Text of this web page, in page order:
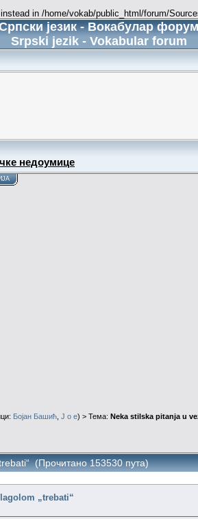
in /home/vokab/public_html/forum/
језик - Вокабулар форум
Srpski jezik - Vokabular forum
недоумице
Бојан Башић J o e) > Тема: Neka stilska pitanja u
(Прочитано 153530 пута)
„trebati“